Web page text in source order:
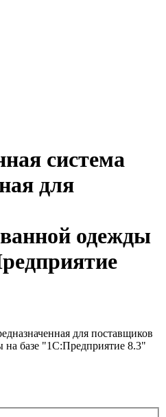
система
для
одежды
для поставщиков
на базе "1С:Предприятие 8.3"